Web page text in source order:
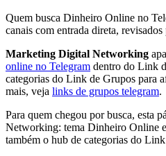
Quem busca Dinheiro Online no
canais com entrada direta,
Marketing Digital Networking
online no Telegram dentro do Link
categorias do Link de Grupos para
mais, veja links de grupos telegram.
Para quem chegou por busca, esta
Networking: tema Dinheiro Online
também o hub de categorias do